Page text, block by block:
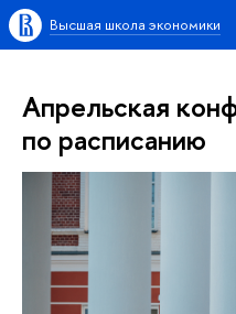
Высшая школа экономики
Апрельская
по расписанию